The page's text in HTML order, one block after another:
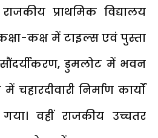
प्राथमिक विद्यालय
कक्ष में टाइल्स एवं पुस्ता
डुमलोट में भवन
निर्माण कार्यों
वहीं राजकीय उच्चतर